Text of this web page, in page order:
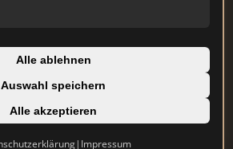
Alle ablehnen
Auswahl speichern
Alle akzeptieren
| Impressum
843
GmbH
Immobilienplattform